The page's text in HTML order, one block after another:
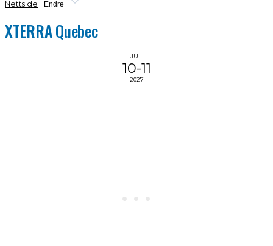
Nettside Endre
XTERRA Quebec
JUL
10-11
2027